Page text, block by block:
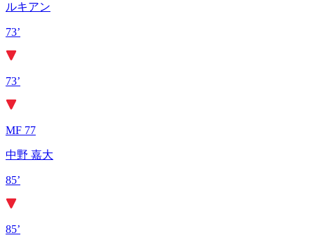
ルキアン
73’
73’
MF 77
中野 嘉大
85’
85’